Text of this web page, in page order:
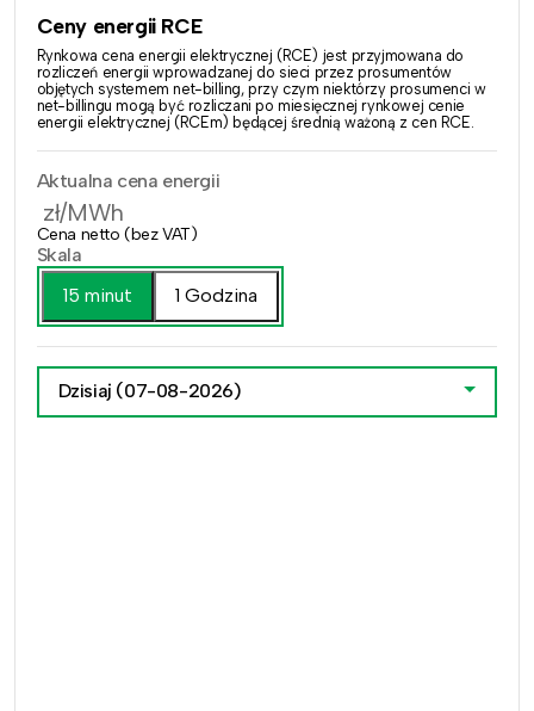
Ceny energii RCE
Rynkowa cena energii elektrycznej (RCE) jest przyjmowana do
rozliczeń energii wprowadzanej do sieci przez prosumentów
objętych systemem net-billing, przy czym niektórzy prosumenci w
net-billingu mogą być rozliczani po miesięcznej rynkowej cenie
energii elektrycznej (RCEm) będącej średnią ważoną z cen RCE.
Aktualna cena energii
zł/MWh
Cena netto (bez VAT)
Skala
15 minut
1 Godzina
Dzisiaj (07-08-2026)